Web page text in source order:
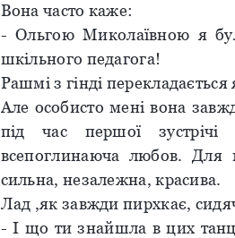
Вона часто каже:
- Ольгою Миколаївною я
шкільного педагога!
Рашмі з гінді
Але особисто мені вона
під час першої зустрічі
всепоглинаюча любов. Для
сильна, незалежна, красива.
Лад ,як завжди пирхкає,
- І що ти знайшла в цих